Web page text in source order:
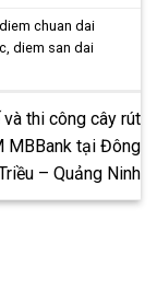
diem chuan dai
,diem san dai
và thi công cây rút
MBBank tại Đông
– Quảng Ninh